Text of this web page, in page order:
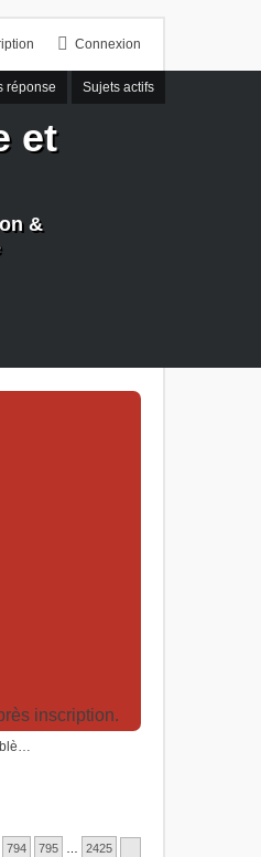
Connexion
réponse Sujets actifs
et
&
inscription.
Agriculture: problèmes et pollutions, nouvelles techniques et solutions
794 795 2425